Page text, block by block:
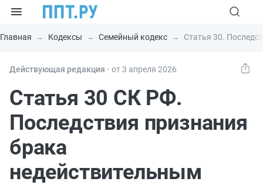
Главная Кодексы Семейный кодекс Статья 30.
Действующая редакция ⸱ от 3 апреля 2026
Статья 30 СК РФ.
Последствия признания
брака
недействительным